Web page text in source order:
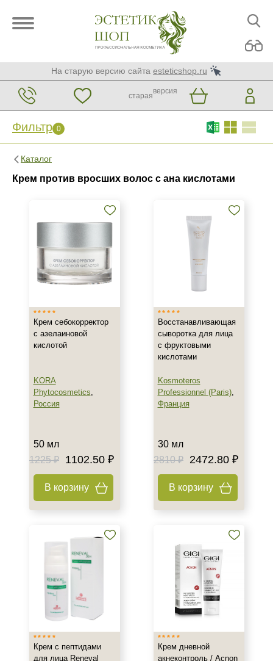
На старую версию сайта esteticshop.ru
старая
версия
Фильтр 0
Каталог
Крем против вросших волос с ана кислотами
Фильтр 0
KORA Phytocosmetics
Страна
Россия
Франция
Тип товара
Крем
Сыворотка
Домашняя
Профессиональная
Тип кожи
Любой возраст (от 18 лет)
Крем себокорректор
с азелаиновой
кислотой
KORA
Phytocosmetics,
Россия
50 мл
1225 ₽
1102.50 ₽
В корзину
Восстанавливающая
сыворотка для лица
с фруктовыми
кислотами
Kosmoteros
Professionnel (Paris),
Франция
30 мл
2810 ₽
2472.80 ₽
В корзину
Крем с пептидами
для лица Reneval
Крем дневной
акнеконтроль / Acnon